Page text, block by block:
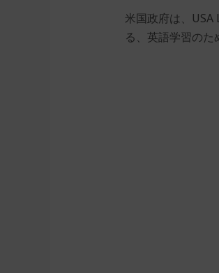
米国政府は、
る、英語学習のた